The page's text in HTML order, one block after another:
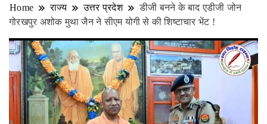
Home राज्य उत्तर प्रदेश
डीजी बनने के बाद एडीजी जोन
गोरखपुर अशोक मुथा जैन ने सीएम योगी से की शिष्टाचार भेंट !